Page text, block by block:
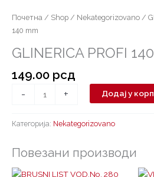
Почетна / Shop / Nekategorizovano /
140 mm
GLINERICA PROFI
149.00 рсд
-
140
mm
+ Додај у
Категорија: Nekategorizovano
Повезани производи